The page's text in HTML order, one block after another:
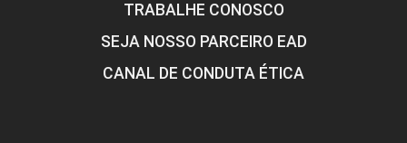
CIÊNCIAS FISIOLÓGICAS
RICARDO BARATELLA
TRABALHE CONOSCO
SEJA NOSSO PARCEIRO EAD
CANAL DE CONDUTA ÉTICA